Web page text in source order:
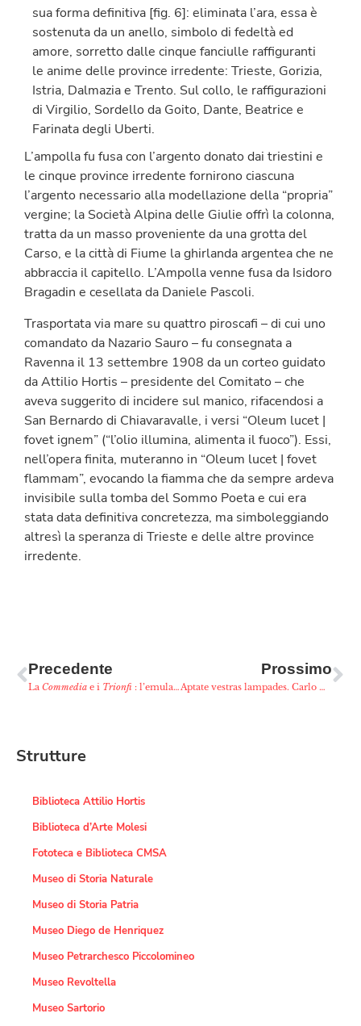
sua forma definitiva [fig. 6]: eliminata l’ara, essa è
sostenuta da un anello, simbolo di fedeltà ed
amore, sorretto dalle cinque fanciulle raffiguranti
le anime delle province irredente: Trieste, Gorizia,
Istria, Dalmazia e Trento. Sul collo, le raffigurazioni
di Virgilio, Sordello da Goito, Dante, Beatrice e
Farinata degli Uberti.
L’ampolla fu fusa con l’argento donato dai triestini e
le cinque province irredente fornirono ciascuna
l’argento necessario alla modellazione della “propria”
vergine; la Società Alpina delle Giulie offrì la colonna,
tratta da un masso proveniente da una grotta del
Carso, e la città di Fiume la ghirlanda argentea che ne
abbraccia il capitello. L’Ampolla venne fusa da Isidoro
Bragadin e cesellata da Daniele Pascoli.
Trasportata via mare su quattro piroscafi – di cui uno
comandato da Nazario Sauro – fu consegnata a
Ravenna il 13 settembre 1908 da un corteo guidato
da Attilio Hortis – presidente del Comitato – che
aveva suggerito di incidere sul manico, rifacendosi a
San Bernardo di Chiavaravalle, i versi “Oleum lucet |
fovet ignem” (“l’olio illumina, alimenta il fuoco”). Essi,
nell’opera finita, muteranno in “Oleum lucet | fovet
flammam”, evocando la fiamma che da sempre ardeva
invisibile sulla tomba del Sommo Poeta e cui era
stata data definitiva concretezza, ma simboleggiando
altresì la speranza di Trieste e delle altre province
irredente.
Precedente
La Commedia e i Trionfi : l’emulazione di Petrarca
Prossimo
Aptate vestras lampades. Carlo Wostry e l’Ampolla Dantesca
Strutture
Biblioteca Attilio Hortis
Biblioteca d’Arte Molesi
Fototeca e Biblioteca CMSA
Museo di Storia Naturale
Museo di Storia Patria
Museo Diego de Henriquez
Museo Petrarchesco Piccolomineo
Museo Revoltella
Museo Sartorio